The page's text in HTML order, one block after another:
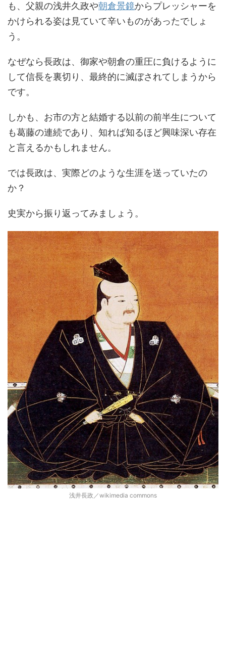
も、父親の浅井久政や朝倉景鏡からプレッシャーを
かけられる姿は見ていて辛いものがあったでしょ
う。
なぜなら長政は、御家や朝倉の重圧に負けるように
して信長を裏切り、最終的に滅ぼされてしまうから
です。
しかも、お市の方と結婚する以前の前半生について
も葛藤の連続であり、知れば知るほど興味深い存在
と言えるかもしれません。
では長政は、実際どのような生涯を送っていたの
か？
史実から振り返ってみましょう。
浅井長政／wikimedia commons